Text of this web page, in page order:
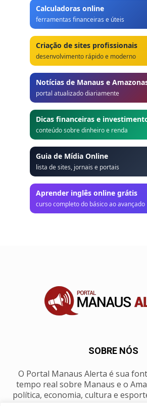
Calculadoras online
ferramentas financeiras e úteis
Criação de sites profissionais
desenvolvimento rápido e moderno
Notícias de Manaus e
portal atualizado diariamente
Dicas financeiras e
conteúdo sobre dinheiro e renda
Guia de Mídia Online
lista de sites, jornais e portais
Aprender inglês online grátis
curso completo do básico ao avançado
SOBRE NÓS
O Portal Manaus Alerta é sua
tempo real sobre Manaus e o
política, economia, cultura e